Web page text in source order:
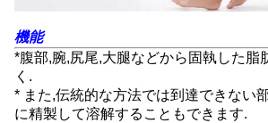
機能
*腹部,腕,尻尾,大腿などから固執した脂
く.
* また,伝統的な方法では到達できない
に精製して溶解することもできます.